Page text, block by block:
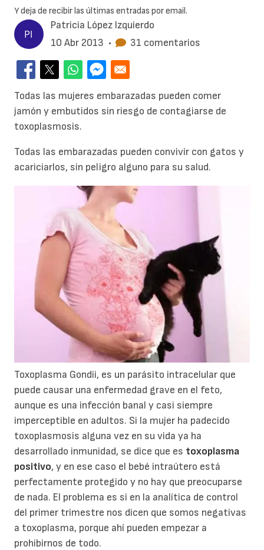
Patricia López Izquierdo
10 Abr 2013 • 31 comentarios
Todas las mujeres embarazadas pueden comer
jamón y embutidos sin riesgo de contagiarse de
toxoplasmosis.
Todas las embarazadas pueden convivir con gatos y
acariciarlos, sin peligro alguno para su salud.
Toxoplasma Gondii, es un parásito intracelular que
puede causar una enfermedad grave en el feto,
aunque es una infección banal y casi siempre
imperceptible en adultos. Si la mujer ha padecido
toxoplasmosis alguna vez en su vida ya ha
desarrollado inmunidad, se dice que es toxoplasma
positivo, y en ese caso el bebé intraútero está
perfectamente protegido y no hay que preocuparse
de nada. El problema es si en la analítica de control
del primer trimestre nos dicen que somos negativas
a toxoplasma, porque ahí pueden empezar a
prohibirnos de todo.
Y deja de recibir las últimas entradas por email.